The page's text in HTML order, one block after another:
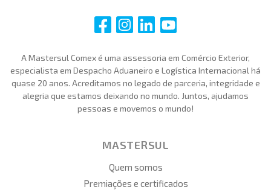
i i i i
A Mastersul Comex é uma assessoria em Comércio Exterior,
especialista em Despacho Aduaneiro e Logística Internacional há
quase 20 anos. Acreditamos no legado de parceria, integridade e
alegria que estamos deixando no mundo. Juntos, ajudamos
pessoas e movemos o mundo!
MASTERSUL
Quem somos
Premiações e certificados